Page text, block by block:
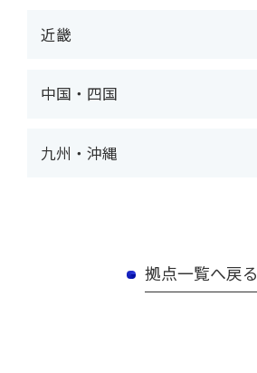
近畿
中国・四国
九州・沖縄
拠点一覧へ戻る